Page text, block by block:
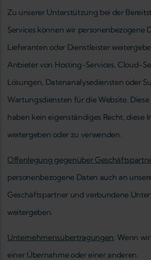
Zu unserer Unterstützung bei der
Services können wir personenbezogene
Lieferanten oder Dienstleister
Anbieter von Hosting-Services, Cloud-
Lösungen, Datenanalysediensten oder
Wartungsdiensten für die Website.
haben kein eigenständiges Recht, diese
weitergeben oder zu verwenden.
Offenlegung gegenüber
personenbezogene Daten auch an
Geschäftspartner und verbundene
weitergeben.
Unternehmensübertragungen: Wenn
einer Übernahme oder einer anderen